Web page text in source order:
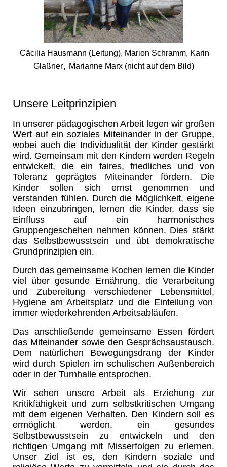
Cäcilia Hausmann (Leitung), Marion Schramm, Karin
Glaßner, Marianne Marx (nicht auf dem Bild)
Unsere Leitprinzipien
In unserer pädagogischen Arbeit legen wir großen
Wert auf ein soziales Miteinander in der Gruppe,
wobei auch die Individualität der Kinder gestärkt
wird. Gemeinsam mit den Kindern werden Regeln
entwickelt, die ein faires, friedliches und von
Toleranz geprägtes Miteinander fördern. Die
Kinder sollen sich ernst genommen und
verstanden fühlen. Durch die Möglichkeit, eigene
Ideen einzubringen, lernen die Kinder, dass sie
Einfluss auf ein harmonisches
Gruppengeschehen nehmen können. Dies stärkt
das Selbstbewusstsein und übt demokratische
Grundprinzipien ein.
Durch das gemeinsame Kochen lernen die Kinder
viel über gesunde Ernährung, die Verarbeitung
und Zubereitung verschiedener Lebensmittel,
Hygiene am Arbeitsplatz und die Einteilung von
immer wiederkehrenden Arbeitsabläufen.
Das anschließende gemeinsame Essen fördert
das Miteinander sowie den Gesprächsaustausch.
Dem natürlichen Bewegungsdrang der Kinder
wird durch Spielen im schulischen Außenbereich
oder in der Turnhalle entsprochen.
Wir sehen unsere Arbeit als Erziehung zur
Kritikfähigkeit und zum selbstkritischen Umgang
mit dem eigenen Verhalten. Den Kindern soll es
ermöglicht werden, ein gesundes
Selbstbewusstsein zu entwickeln und den
richtigen Umgang mit Misserfolgen zu erlernen.
Unser Ziel ist es, den Kindern soziale und